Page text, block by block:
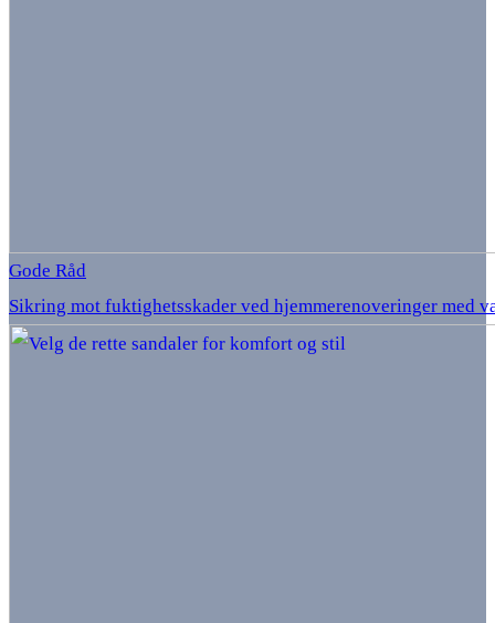
Gode Råd
Sikring mot fuktighetsskader ved hjemmerenoveringer med